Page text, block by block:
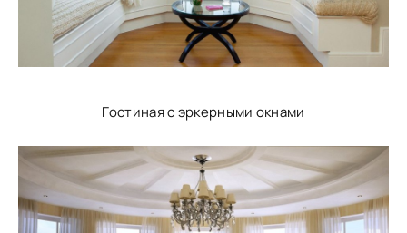
Гостиная с эркерными окнами